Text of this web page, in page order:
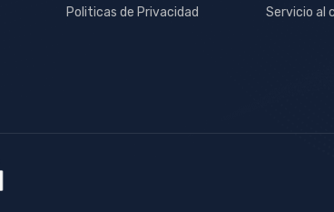
Politicas de Privacidad
Servicio al